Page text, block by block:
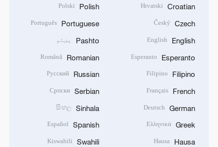
Croatian
Hrvatski
Czech
Český
English
English
Esperanto
Esperanto
Filipino
Filipino
French
Français
German
Deutsch
Greek
Ελληνικά
Hausa
Hausa
Polish
Polski
Portuguese
Português
Pashto پښتو
Romanian
Română
Russian
Русский
Serbian
Српски
Sinhala
සිංහල
Spanish
Español
Swahili
Kiswahili